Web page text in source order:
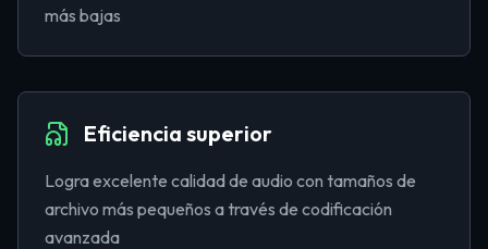
más bajas
Eficiencia superior
Logra excelente calidad de audio con tamaños de
archivo más pequeños a través de codificación
avanzada